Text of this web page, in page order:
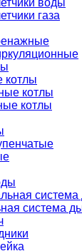
воды
газа
котлы
котлы
котлы
система